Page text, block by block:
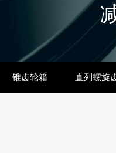
锥齿轮箱 直列螺旋